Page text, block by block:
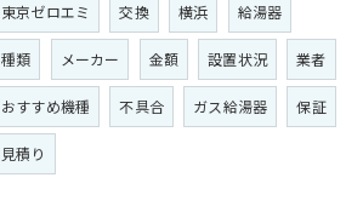
東京ゼロエミ 交換 横浜 給湯器
種類 メーカー 金額 設置状況 業者
おすすめ機種 不具合 ガス給湯器 保証
見積り